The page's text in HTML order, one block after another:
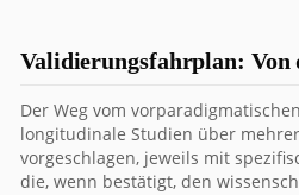
Validierungsfahrplan:
Der Weg vom
longitudinale Studien über
vorgeschlagen, jeweils mit
die, wenn bestätigt, den